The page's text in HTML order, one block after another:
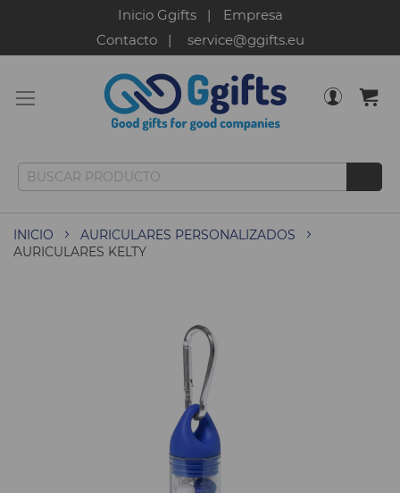
Inicio Ggifts
Empresa
Contacto
service@ggifts.eu
INICIO
AURICULARES PERSONALIZADOS
AURICULARES KELTY